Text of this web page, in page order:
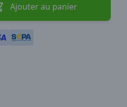
Ajouter au panier